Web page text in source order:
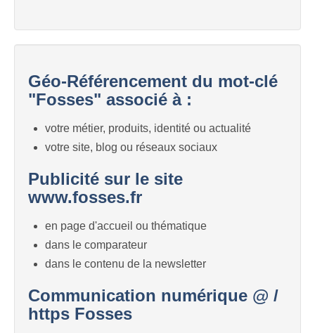
Géo-Référencement du mot-clé
"Fosses" associé à :
votre métier, produits, identité ou actualité
votre site, blog ou réseaux sociaux
Publicité sur le site
www.fosses.fr
en page d'accueil ou thématique
dans le comparateur
dans le contenu de la newsletter
Communication numérique @ /
https Fosses